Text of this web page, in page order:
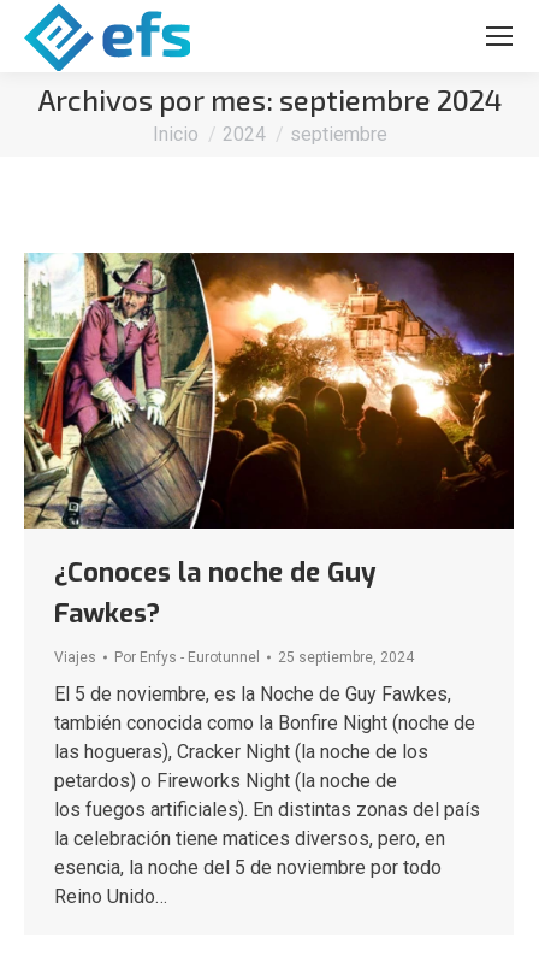
Archivos por mes: septiembre 2024
Estás aquí:
Inicio 2024 septiembre
¿Conoces la noche de Guy
Fawkes?
Viajes Por Enfys - Eurotunnel 25 septiembre, 2024
El 5 de noviembre, es la Noche de Guy Fawkes,
también conocida como la Bonfire Night (noche de
las hogueras), Cracker Night (la noche de los
petardos) o Fireworks Night (la noche de
los fuegos artificiales). En distintas zonas del país
la celebración tiene matices diversos, pero, en
esencia, la noche del 5 de noviembre por todo
Reino Unido…